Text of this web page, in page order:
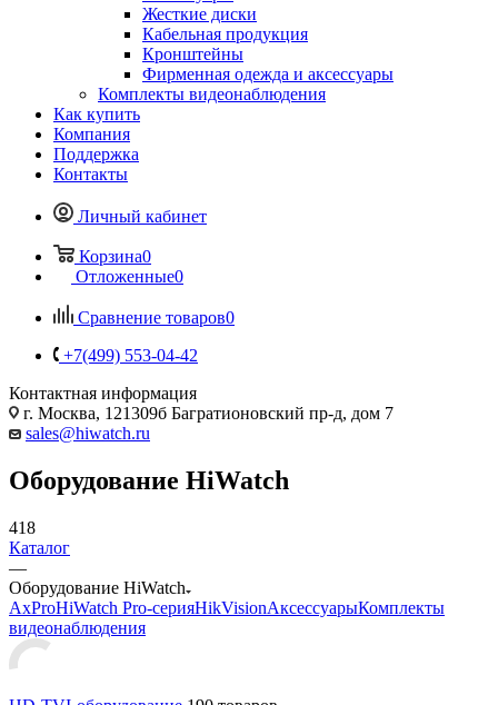
Жесткие диски
Кабельная продукция
Кронштейны
Фирменная одежда и аксессуары
Комплекты видеонаблюдения
Как купить
Компания
Поддержка
Контакты
Личный кабинет
Корзина0
Отложенные0
Сравнение товаров0
+7(499) 553-04-42
Контактная информация
г. Москва, 121309б Багратионовский пр-д, дом 7
sales@hiwatch.ru
Оборудование HiWatch
418
Каталог
—
Оборудование HiWatch
AxProHiWatch Pro-серияHikVisionАксессуарыКомплекты
видеонаблюдения